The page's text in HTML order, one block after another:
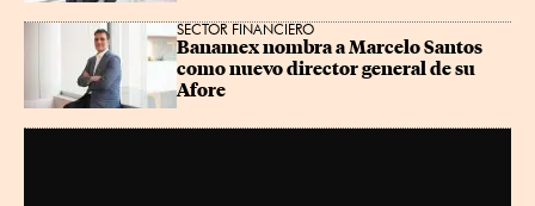
SECTOR FINANCIERO
Banamex nombra a Marcelo Santos
como nuevo director general de su
Afore